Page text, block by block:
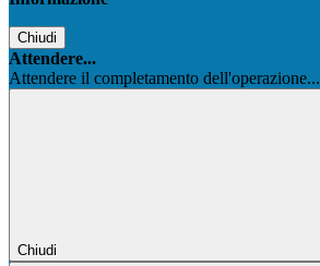
Chiudi
Attendere...
Attendere il completamento dell'operazione...
Chiudi